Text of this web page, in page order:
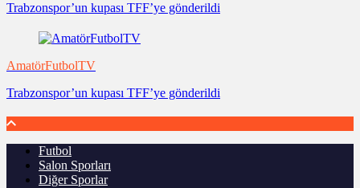
Trabzonspor’un kupası TFF’ye gönderildi
AmatörFutbolTV
Trabzonspor’un kupası TFF’ye gönderildi
Futbol
Salon Sporları
Diğer Sporlar